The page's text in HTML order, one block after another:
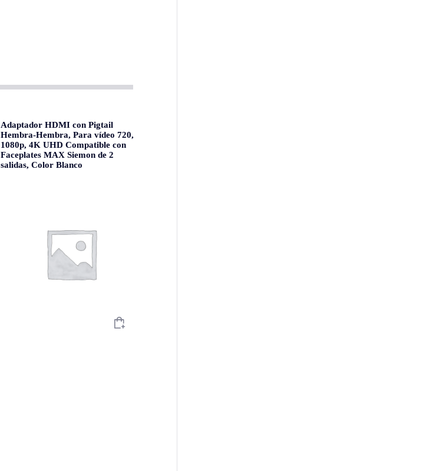
Adaptador HDMI con Pigtail
Hembra-Hembra, Para vídeo 720,
1080p, 4K UHD Compatible con
Faceplates MAX Siemon de 2
salidas, Color Blanco